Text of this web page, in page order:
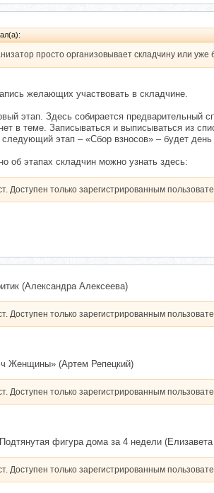
просто организовывает складчину или
желающих участвовать в складчине.
этап. Здесь собирается предварительный
в теме. Записываться и выписываться из
этап – «Сбор взносов» – будет
об этапах складчин можно узнать здесь:
Доступен только зарегистрированным
(Александра Алексеева)
Доступен только зарегистрированным
Женщины» (Артем Репецкий)
Доступен только зарегистрированным
фигура дома за 4 недели (Елизавета
Доступен только зарегистрированным